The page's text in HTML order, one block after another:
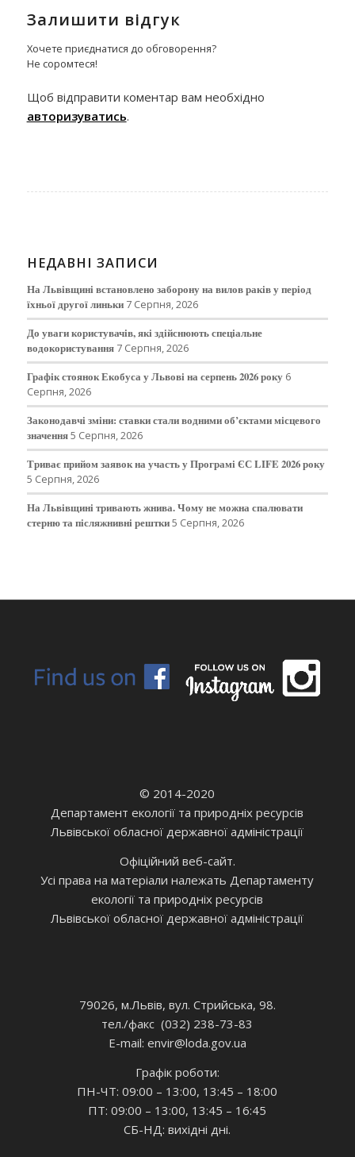
Залишити відгук
Хочете приєднатися до обговорення?
Не соромтеся!
Щоб відправити коментар вам необхідно
авторизуватись.
НЕДАВНІ ЗАПИСИ
На Львівщині встановлено заборону на вилов раків у період
їхньої другої линьки 7 Серпня, 2026
До уваги користувачів, які здійснюють спеціальне
водокористування 7 Серпня, 2026
Графік стоянок Екобуса у Львові на серпень 2026 року 6
Серпня, 2026
Законодавчі зміни: ставки стали водними об’єктами місцевого
значення5 Серпня, 2026
Триває прийом заявок на участь у Програмі ЄС LIFE 2026 року
5 Серпня, 2026
На Львівщині тривають жнива. Чому не можна спалювати
стерню та післяжнивні рештки5 Серпня, 2026
© 2014-2020
Департамент екології та природніх ресурсів
Львівської обласної державної адміністрації
Офіційний веб-сайт.
Усі права на матеріали належать Департаменту
екології та природніх ресурсів
Львівської обласної державної адміністрації
79026, м.Львів, вул. Стрийська, 98.
тел./факс (032) 238-73-83
E-mail: envir@loda.gov.ua
Графік роботи:
ПН-ЧТ: 09:00 – 13:00, 13:45 – 18:00
ПТ: 09:00 – 13:00, 13:45 – 16:45
СБ-НД: вихідні дні.